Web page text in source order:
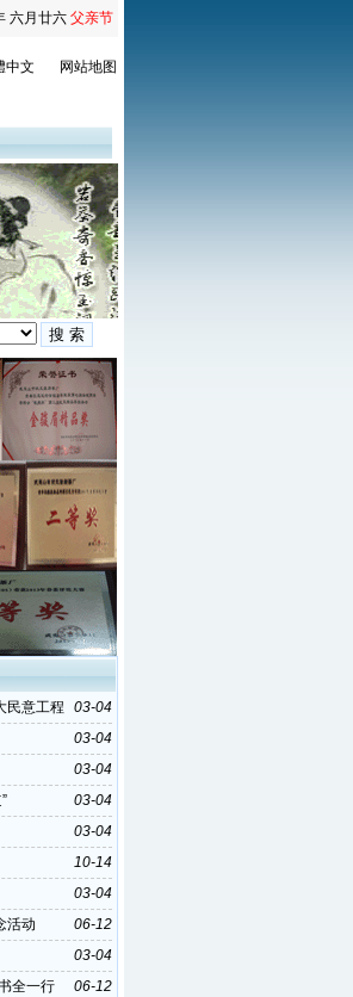
六月廿六 父亲节
中文
网站地图
03-04
民意工程
03-04
03-04
03-04
03-04
10-14
03-04
06-12
活动
03-04
06-12
全一行